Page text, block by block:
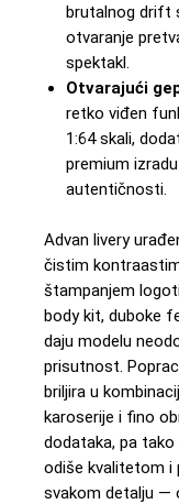
brutalnog drift
otvaranje
spektakl.
Otvarajući
retko viđen
1:64 skali,
premium
autentičnosti.
Advan livery
čistim
štampanjem
body kit, duboke
daju modelu
prisutnost.
briljira u
karoserije i fino
dodataka, pa
odiše kvalitetom i
svakom detalju —